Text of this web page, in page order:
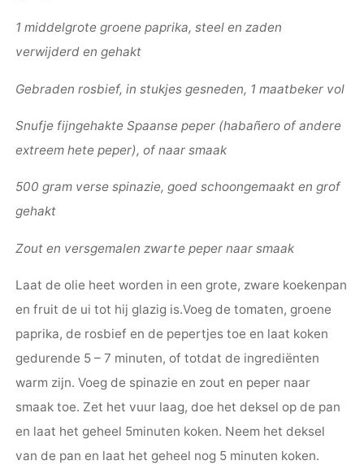
1 middelgrote groene paprika, steel en zaden
verwijderd en gehakt
Gebraden rosbief, in stukjes gesneden, 1 maatbeker vol
Snufje fijngehakte Spaanse peper (habañero of andere
extreem hete peper), of naar smaak
500 gram verse spinazie, goed schoongemaakt en grof
gehakt
Zout en versgemalen zwarte peper naar smaak
Laat de olie heet worden in een grote, zware koekenpan
en fruit de ui tot hij glazig is.Voeg de tomaten, groene
paprika, de rosbief en de pepertjes toe en laat koken
gedurende 5 – 7 minuten, of totdat de ingrediënten
warm zijn. Voeg de spinazie en zout en peper naar
smaak toe. Zet het vuur laag, doe het deksel op de pan
en laat het geheel 5minuten koken. Neem het deksel
van de pan en laat het geheel nog 5 minuten koken.